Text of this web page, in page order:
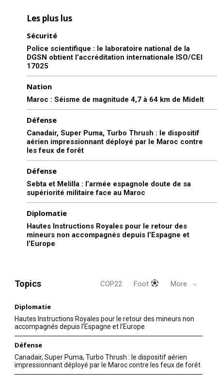
Les plus lus
Sécurité
Police scientifique : le laboratoire national de la
DGSN obtient l’accréditation internationale ISO/CEI
17025
Nation
Maroc : Séisme de magnitude 4,7 à 64 km de Midelt
Défense
Canadair, Super Puma, Turbo Thrush : le dispositif
aérien impressionnant déployé par le Maroc contre
les feux de forêt
Défense
Sebta et Melilla : l’armée espagnole doute de sa
supériorité militaire face au Maroc
Diplomatie
Hautes Instructions Royales pour le retour des
mineurs non accompagnés depuis l’Espagne et
l’Europe
Topics COP22 Foot More
Diplomatie
Hautes Instructions Royales pour le retour des mineurs non
accompagnés depuis l’Espagne et l’Europe
Défense
Canadair, Super Puma, Turbo Thrush : le dispositif aérien
impressionnant déployé par le Maroc contre les feux de forêt